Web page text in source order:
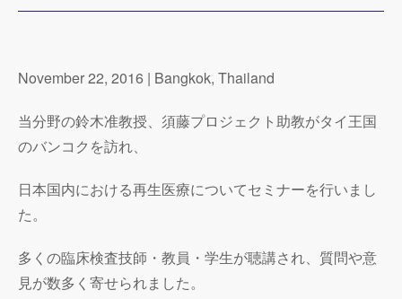
November 22, 2016 | Bangkok, Thailand
当分野の鈴木准教授、須藤プロジェクト助教がタイ王国
のバンコクを訪れ、
日本国内における再生医療についてセミナーを行いまし
た。
多くの臨床検査技師・教員・学生が聴講され、質問や意
見が数多く寄せられました。